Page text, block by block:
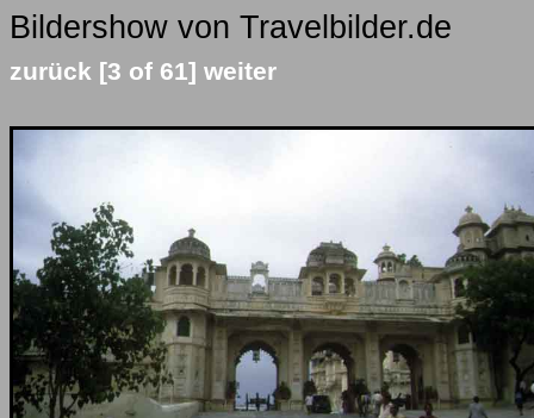
Bildershow von Travelbilder.de
zurück [3 of 61] weiter